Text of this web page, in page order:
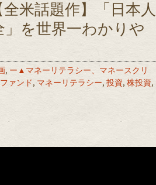
米話題作】「日本人
を世界一わかりや
, ー▲マネーリテラシー、マネースクリ
ァンド, マネーリテラシー, 投資, 株投資,